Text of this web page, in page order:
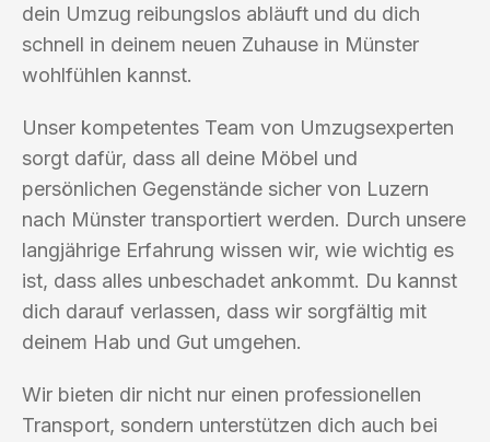
dein Umzug reibungslos abläuft und du dich
schnell in deinem neuen Zuhause in Münster
wohlfühlen kannst.
Unser kompetentes Team von Umzugsexperten
sorgt dafür, dass all deine Möbel und
persönlichen Gegenstände sicher von Luzern
nach Münster transportiert werden. Durch unsere
langjährige Erfahrung wissen wir, wie wichtig es
ist, dass alles unbeschadet ankommt. Du kannst
dich darauf verlassen, dass wir sorgfältig mit
deinem Hab und Gut umgehen.
Wir bieten dir nicht nur einen professionellen
Transport, sondern unterstützen dich auch bei